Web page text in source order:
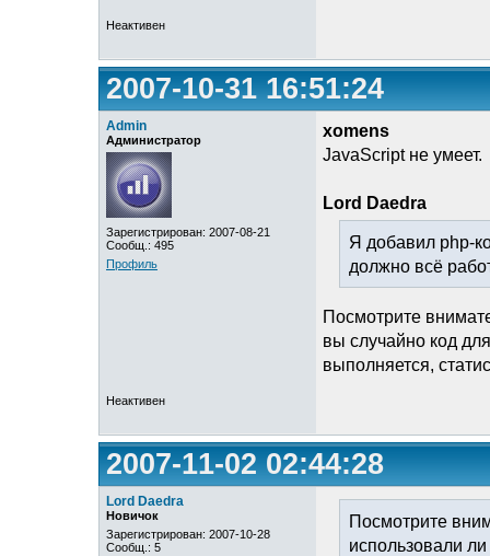
Неактивен
2007-10-31 16:51:24
Admin
Администратор
Зарегистрирован: 2007-08-21
Сообщ.: 495
Профиль
xomens
JavaScript не умеет.
Lord Daedra
Я добавил php-
должно всё
Посмотрите
вы случайно код
выполняется,
Неактивен
2007-11-02 02:44:28
Lord Daedra
Новичок
Зарегистрирован: 2007-10-28
Сообщ.: 5
Посмотрите
использовали